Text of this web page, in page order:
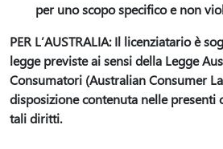
per uno scopo specifico e non
PER L’AUSTRALIA: Il licenziatario è
legge previste ai sensi della Legge
Consumatori (Australian Consumer
disposizione contenuta nelle presenti
tali diritti.